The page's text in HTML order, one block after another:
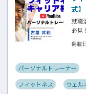
式
開
就職
必見！
トネ
寄せ
セス
掲載
パーソナルトレーナー
フィットネス
ウェル